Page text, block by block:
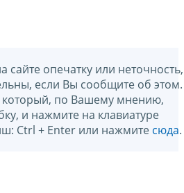
сайте опечатку или неточность,
если Вы сообщите об этом.
который, по Вашему мнению,
и нажмите на клавиатуре
Ctrl + Enter или нажмите сюда.